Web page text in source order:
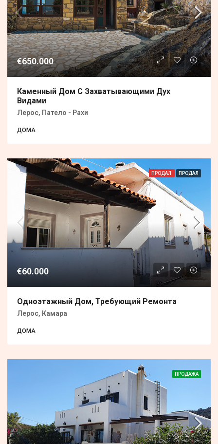
€650.000
Каменный Дом С Захватывающими Дух
Видами
Лерос, Патело - Рахи
ДОМА
ПРОДАЛ ПРОДАЛ
€60.000
Одноэтажный Дом, Требующий Ремонта
Лерос, Камара
ДОМА
ПРОДАЖА